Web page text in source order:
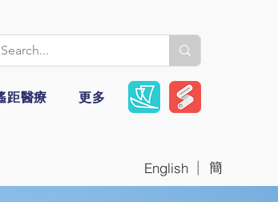
距醫療 更多
English | 簡